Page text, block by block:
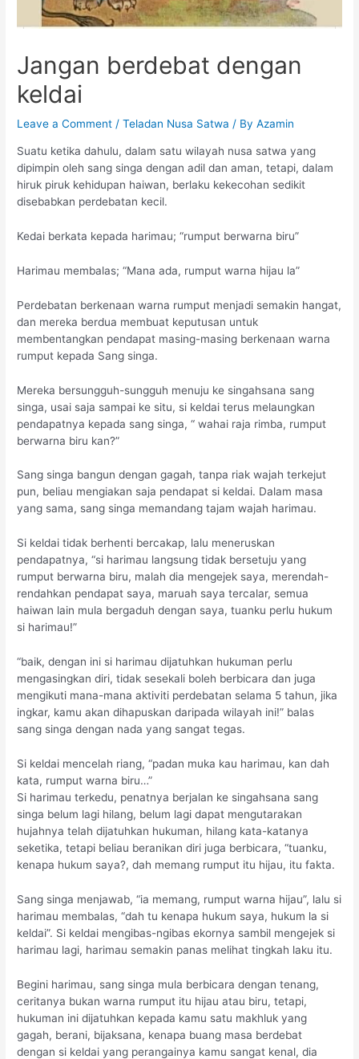
Jangan berdebat dengan
keldai
Leave a Comment /Teladan Nusa Satwa / ByAzamin
Suatu ketika dahulu, dalam satu wilayah nusa satwa yang
dipimpin oleh sang singa dengan adil dan aman, tetapi, dalam
hiruk piruk kehidupan haiwan, berlaku kekecohan sedikit
disebabkan perdebatan kecil.
Kedai berkata kepada harimau; “rumput berwarna biru”
Harimau membalas; “Mana ada, rumput warna hijau la”
Perdebatan berkenaan warna rumput menjadi semakin hangat,
dan mereka berdua membuat keputusan untuk
membentangkan pendapat masing-masing berkenaan warna
rumput kepada Sang singa.
Mereka bersungguh-sungguh menuju ke singahsana sang
singa, usai saja sampai ke situ, si keldai terus melaungkan
pendapatnya kepada sang singa, “ wahai raja rimba, rumput
berwarna biru kan?”
Sang singa bangun dengan gagah, tanpa riak wajah terkejut
pun, beliau mengiakan saja pendapat si keldai. Dalam masa
yang sama, sang singa memandang tajam wajah harimau.
Si keldai tidak berhenti bercakap, lalu meneruskan
pendapatnya, “si harimau langsung tidak bersetuju yang
rumput berwarna biru, malah dia mengejek saya, merendah-
rendahkan pendapat saya, maruah saya tercalar, semua
haiwan lain mula bergaduh dengan saya, tuanku perlu hukum
si harimau!”
“baik, dengan ini si harimau dijatuhkan hukuman perlu
mengasingkan diri, tidak sesekali boleh berbicara dan juga
mengikuti mana-mana aktiviti perdebatan selama 5 tahun, jika
ingkar, kamu akan dihapuskan daripada wilayah ini!” balas
sang singa dengan nada yang sangat tegas.
Si keldai mencelah riang, “padan muka kau harimau, kan dah
kata, rumput warna biru…”
Si harimau terkedu, penatnya berjalan ke singahsana sang
singa belum lagi hilang, belum lagi dapat mengutarakan
hujahnya telah dijatuhkan hukuman, hilang kata-katanya
seketika, tetapi beliau beranikan diri juga berbicara, “tuanku,
kenapa hukum saya?, dah memang rumput itu hijau, itu fakta.
Sang singa menjawab, “ia memang, rumput warna hijau”, lalu si
harimau membalas, “dah tu kenapa hukum saya, hukum la si
keldai”. Si keldai mengibas-ngibas ekornya sambil mengejek si
harimau lagi, harimau semakin panas melihat tingkah laku itu.
Begini harimau, sang singa mula berbicara dengan tenang,
ceritanya bukan warna rumput itu hijau atau biru, tetapi,
hukuman ini dijatuhkan kepada kamu satu makhluk yang
gagah, berani, bijaksana, kenapa buang masa berdebat
dengan si keldai yang perangainya kamu sangat kenal, dia